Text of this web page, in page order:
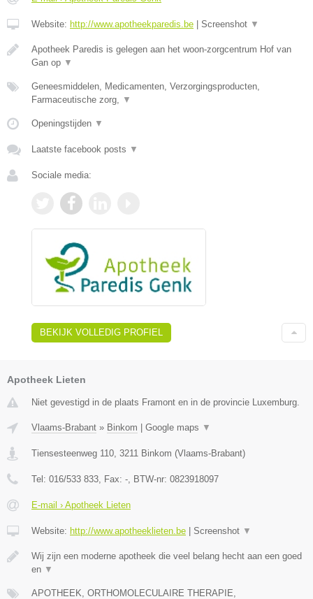
Website: http://www.apotheekparedis.be Screenshot ▼
Apotheek Paredis is gelegen aan het woon-zorgcentrum Hof van
Gan op ▼
Geneesmiddelen, Medicamenten, Verzorgingsproducten,
Farmaceutische zorg,
▼
Openingstijden ▼
Laatste facebook posts ▼
Sociale media:
BEKIJK VOLLEDIG PROFIEL
Apotheek Lieten
Niet gevestigd in de plaats Framont en in de provincie Luxemburg.
Vlaams-Brabant » Binkom Google maps ▼
Tiensesteenweg 110 3211 Binkom (Vlaams-Brabant)
Tel: 016/533 833 , Fax: - , BTW-nr: 0823918097
E-mail › Apotheek Lieten
Website: http://www.apotheeklieten.be Screenshot ▼
Wij zijn een moderne apotheek die veel belang hecht aan een goed
en ▼
APOTHEEK, ORTHOMOLECULAIRE THERAPIE,